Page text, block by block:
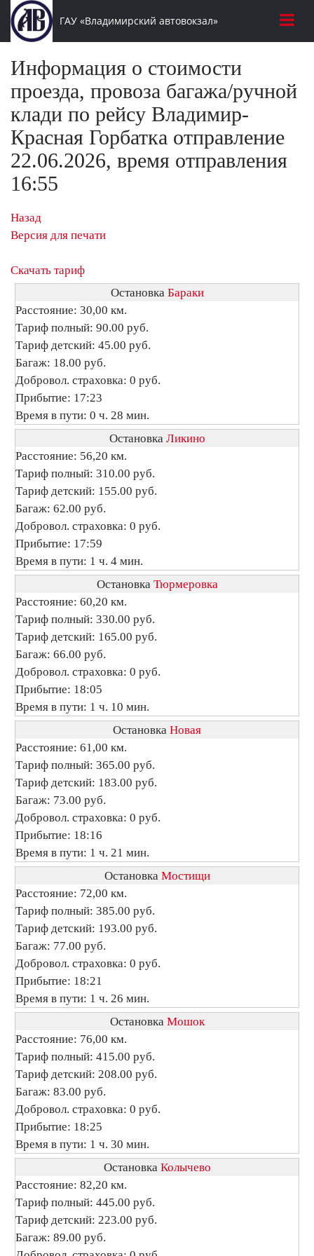
ГАУ «Владимирский автовокзал»
Информация о стоимости
проезда, провоза багажа/ручной
клади по рейсу Владимир-
Красная Горбатка отправление
22.06.2026, время отправления
16:55
Назад
Версия для печати
Скачать тариф
Остановка Бараки
Расстояние: 30,00 км.
Тариф полный: 90.00 руб.
Тариф детский: 45.00 руб.
Багаж: 18.00 руб.
Добровол. страховка: 0 руб.
Прибытие: 17:23
Время в пути: 0 ч. 28 мин.
Остановка Ликино
Расстояние: 56,20 км.
Тариф полный: 310.00 руб.
Тариф детский: 155.00 руб.
Багаж: 62.00 руб.
Добровол. страховка: 0 руб.
Прибытие: 17:59
Время в пути: 1 ч. 4 мин.
Остановка Тюрмеровка
Расстояние: 60,20 км.
Тариф полный: 330.00 руб.
Тариф детский: 165.00 руб.
Багаж: 66.00 руб.
Добровол. страховка: 0 руб.
Прибытие: 18:05
Время в пути: 1 ч. 10 мин.
Остановка Новая
Расстояние: 61,00 км.
Тариф полный: 365.00 руб.
Тариф детский: 183.00 руб.
Багаж: 73.00 руб.
Добровол. страховка: 0 руб.
Прибытие: 18:16
Время в пути: 1 ч. 21 мин.
Остановка Мостищи
Расстояние: 72,00 км.
Тариф полный: 385.00 руб.
Тариф детский: 193.00 руб.
Багаж: 77.00 руб.
Добровол. страховка: 0 руб.
Прибытие: 18:21
Время в пути: 1 ч. 26 мин.
Остановка Мошок
Расстояние: 76,00 км.
Тариф полный: 415.00 руб.
Тариф детский: 208.00 руб.
Багаж: 83.00 руб.
Добровол. страховка: 0 руб.
Прибытие: 18:25
Время в пути: 1 ч. 30 мин.
Остановка Колычево
Расстояние: 82,20 км.
Тариф полный: 445.00 руб.
Тариф детский: 223.00 руб.
Багаж: 89.00 руб.